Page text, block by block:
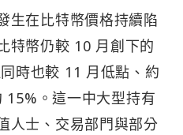
生在比特幣價格持續陷
特幣仍較 10 月創下的
時也較 11 月低點、約
。這一中大型持有
人士、交易部門與部分